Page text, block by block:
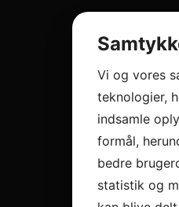
Vi og vores
teknologier,
indsamle
formål,
bedre
statistik og